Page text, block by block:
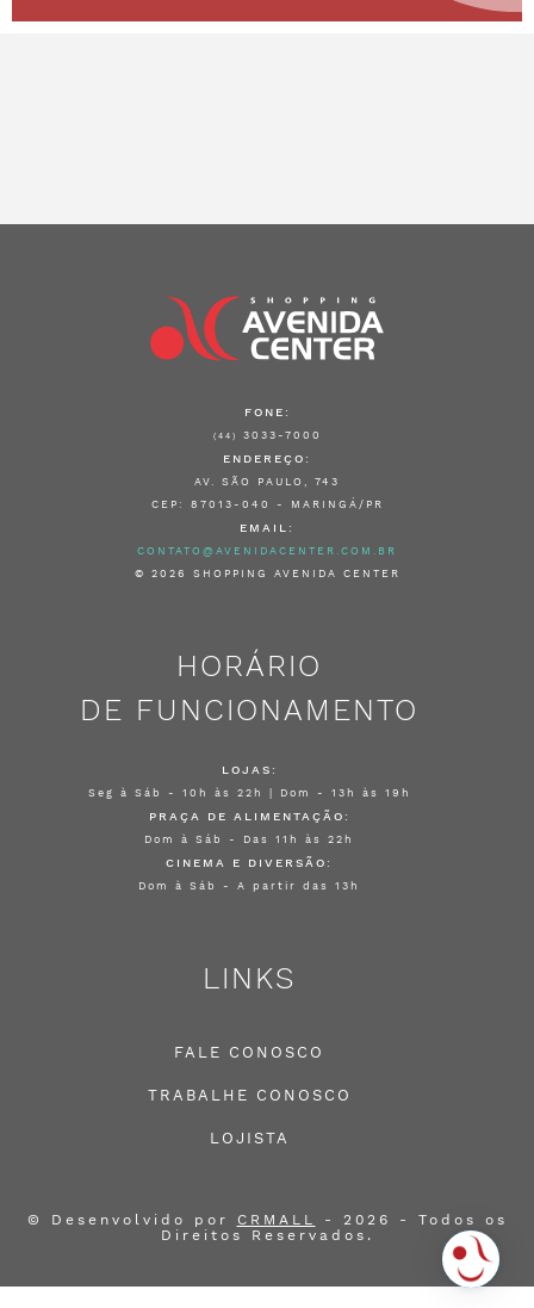
FONE:
(44) 3033-7000
ENDEREÇO:
AV. SÃO PAULO, 743
CEP: 87013-040 - MARINGÁ/PR
EMAIL:
CONTATO@AVENIDACENTER.COM.BR
© 2026 SHOPPING AVENIDA CENTER
HORÁRIO
DE FUNCIONAMENTO
LOJAS:
Seg à Sáb - 10h às 22h | Dom - 13h às 19h
PRAÇA DE ALIMENTAÇÃO:
Dom à Sáb - Das 11h às 22h
CINEMA E DIVERSÃO:
Dom à Sáb - A partir das 13h
LINKS
FALE CONOSCO
TRABALHE CONOSCO
LOJISTA
© Desenvolvido por CRMALL
- 2026 - Todos os
Direitos Reservados.